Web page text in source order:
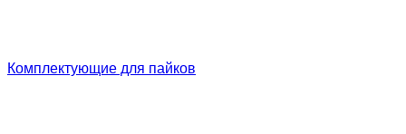
Комплектующие для пайков